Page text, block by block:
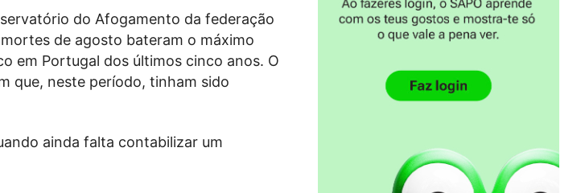
do Afogamento da federação
de agosto bateram o máximo
em Portugal dos últimos cinco anos. O
que, neste período, tinham sido
ainda falta contabilizar um